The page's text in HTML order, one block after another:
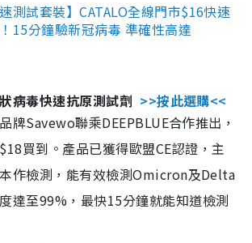
測試套裝】CATALO全線門市$16快速
15分鐘驗新冠病毒 準確性高達
病毒快速抗原測試劑 >>按此選購<<
牌Savewo聯乘DEEPBLUE合作推出，
買到。產品已獲得歐盟CE認證，主
作檢測，能有效檢測Omicron及Delta
達至99%，最快15分鐘就能知道檢測